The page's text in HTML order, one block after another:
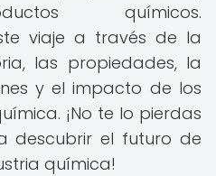
químicos.
viaje a través de la
las propiedades, la
y el impacto de los
¡No te lo pierdas
descubrir el futuro de
química!